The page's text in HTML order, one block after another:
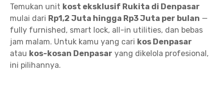
Temukan unit kost eksklusif Rukita di Denpasar
mulai dari Rp1,2 Juta hingga Rp3 Juta per bulan —
fully furnished, smart lock, all-in utilities, dan bebas
jam malam. Untuk kamu yang cari kos Denpasar
atau kos-kosan Denpasar yang dikelola profesional,
ini pilihannya.